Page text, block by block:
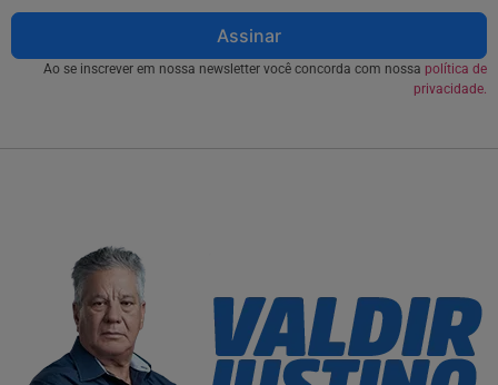
Assinar
Ao se inscrever em nossa newsletter você concorda com nossa política de
privacidade.